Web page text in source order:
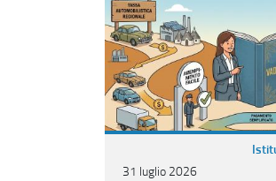
31 luglio 2026